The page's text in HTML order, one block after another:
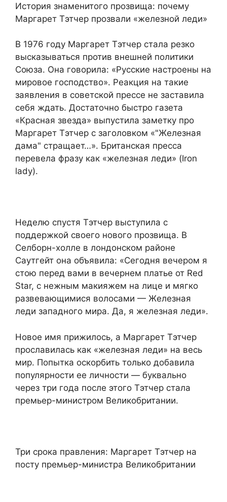
История знаменитого прозвища: почему
Маргарет Тэтчер прозвали «железной леди»
В 1976 году Маргарет Тэтчер стала резко
высказываться против внешней политики
Союза. Она говорила: «Русские настроены на
мировое господство». Реакция на такие
заявления в советской прессе не заставила
себя ждать. Достаточно быстро газета
«Красная звезда» выпустила заметку про
Маргарет Тэтчер с заголовком «"Железная
дама" стращает…». Британская пресса
перевела фразу как «железная леди» (Iron
lady).
Неделю спустя Тэтчер выступила с
поддержкой своего нового прозвища. В
Селборн-холле в лондонском районе
Саутгейт она объявила: «Сегодня вечером я
стою перед вами в вечернем платье от Red
Star, с нежным макияжем на лице и мягко
развевающимися волосами — Железная
леди западного мира. Да, я железная леди».
Новое имя прижилось, а Маргарет Тэтчер
прославилась как «железная леди» на весь
мир. Попытка оскорбить только добавила
популярности ее личности — буквально
через три года после этого Тэтчер стала
премьер-министром Великобритании.
Три срока правления: Маргарет Тэтчер на
посту премьер-министра Великобритании